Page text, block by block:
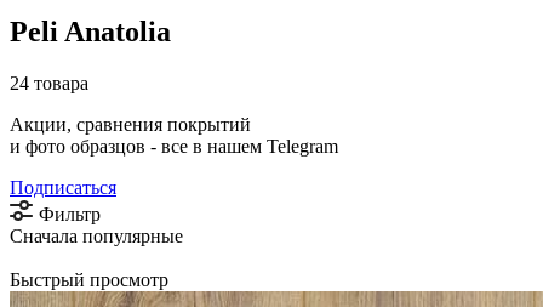
Peli Anatolia
24 товара
Акции, сравнения покрытий
и фото образцов - все в нашем Telegram
Подписаться
Фильтр
Сначала популярные
Быстрый просмотр